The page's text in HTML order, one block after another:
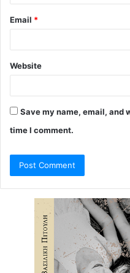
Email *
Website
Save my name, email, and
time I comment.